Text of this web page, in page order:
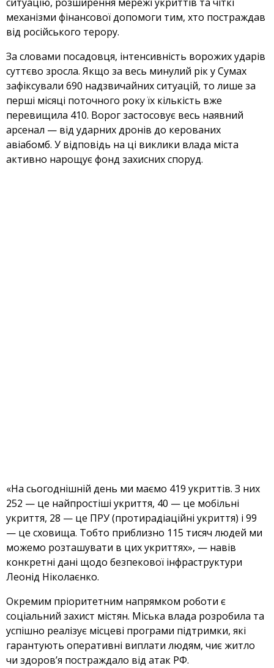
механізми фінансової допомоги тим, хто постраждав
від російського терору.
За словами посадовця, інтенсивність ворожих ударів
суттєво зросла. Якщо за весь минулий рік у Сумах
зафіксували 690 надзвичайних ситуацій, то лише за
перші місяці поточного року їх кількість вже
перевищила 410. Ворог застосовує весь наявний
арсенал — від ударних дронів до керованих
авіабомб. У відповідь на ці виклики влада міста
активно нарощує фонд захисних споруд.
«На сьогоднішній день ми маємо 419 укриттів. З них
252 — це найпростіші укриття, 40 — це мобільні
укриття, 28 — це ПРУ (протирадіаційні укриття) і 99
— це сховища. Тобто приблизно 115 тисяч людей ми
можемо розташувати в цих укриттях», — навів
конкретні дані щодо безпекової інфраструктури
Леонід Ніколаєнко.
Окремим пріоритетним напрямком роботи є
соціальний захист містян. Міська влада розробила та
успішно реалізує місцеві програми підтримки, які
гарантують оперативні виплати людям, чиє житло
чи здоров’я постраждало від атак РФ.